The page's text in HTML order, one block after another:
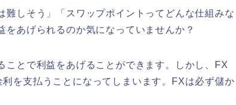
難しそう」「スワップポイントってどんな仕組みな
あげられるのか気になっていませんか？
ことで利益をあげることができます。しかし、FX
を支払うことになってしまいます。FXは必ず儲か